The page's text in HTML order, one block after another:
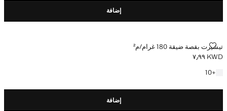
إضافة
تيشيرت بقصة ضيقة 180 غرام/م²
تيشيرت بقصة ضيقة 180 غرام/م²
السعر الحالي [KWD ٧٫٩٩ ]
KWD ٧٫٩٩
+
10+10 المزيد من الألوان
إضافة